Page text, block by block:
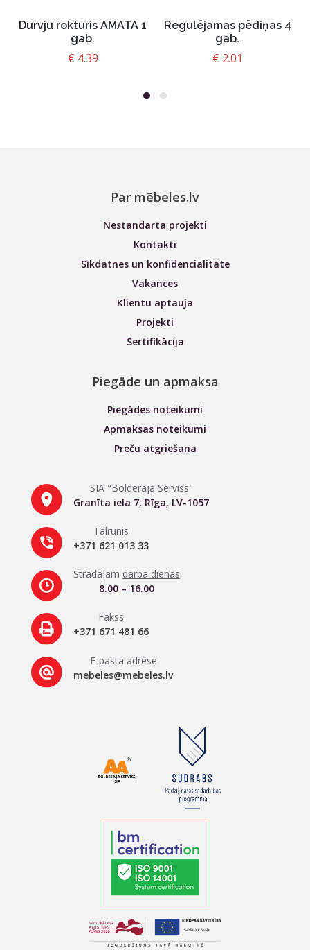
Durvju rokturis AMATA 1
gab.
€ 4.39
Regulējamas pēdiņas 4
gab.
€ 2.01
Par mēbeles.lv
Nestandarta projekti
Kontakti
Sīkdatnes un konfidencialitāte
Vakances
Klientu aptauja
Projekti
Sertifikācija
Piegāde un apmaksa
Piegādes noteikumi
Apmaksas noteikumi
Preču atgriešana
SIA "Bolderāja Serviss"
Granīta iela 7, Rīga, LV-1057
Tālrunis
+371 621 013 33
Strādājam darba dienās
8.00 – 16.00
Fakss
+371 671 481 66
E-pasta adrese
mebeles@mebeles.lv